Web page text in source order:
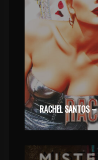
RACHEL SANTOS